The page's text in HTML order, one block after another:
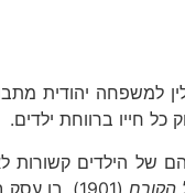
נולד בשם הנריק גולדשמידט בוורשה
של הילדים
הקורח (1901), בו עסק בבעיות החינוך והעוני.